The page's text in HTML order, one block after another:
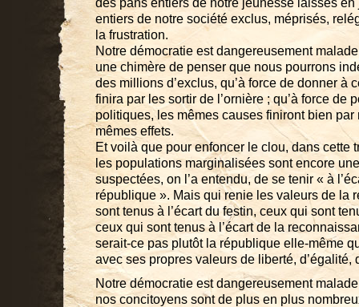
entiers de notre société exclus, méprisés,
la frustration.
Notre démocratie est dangereusement
une chimère de penser que nous pourrons
des millions d’exclus, qu’à force de donner à
finira par les sortir de l’ornière ; qu’à force de
politiques, les mêmes causes finiront bien
mêmes effets.
Et voilà que pour enfoncer le clou, dans cette
les populations marginalisées sont encore
suspectées, on l’a entendu, de se tenir « à
république ». Mais qui renie les valeurs de la
sont tenus à l’écart du festin, ceux qui sont
ceux qui sont tenus à l’écart de la
serait-ce pas plutôt la république elle-même
avec ses propres valeurs de liberté, d’égalité,
Notre démocratie est dangereusement
nos concitoyens sont de plus en plus